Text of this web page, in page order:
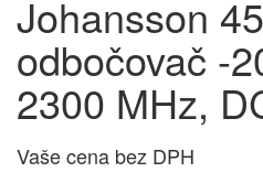
Johansson
odbočovač -
2300 MHz,
Vaše cena bez DPH